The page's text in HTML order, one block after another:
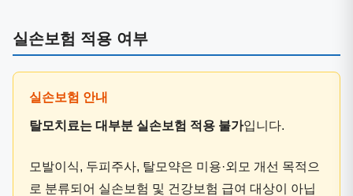
실손보험 적용 여부
탈모치료는 대부분 실손보험 적용 불가입니다.
모발이식, 두피주사, 탈모약은 미용·외모 개선 목적으
로 분류되어 실손보험 및 건강보험 급여 대상이 아닙